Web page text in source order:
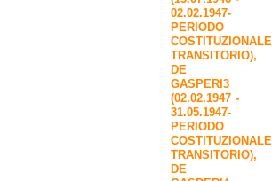
02.02.1947-
PERIODO
COSTITUZIONALE
TRANSITORIO),
DE
GASPERI3
(02.02.1947 -
31.05.1947-
PERIODO
COSTITUZIONALE
TRANSITORIO),
DE